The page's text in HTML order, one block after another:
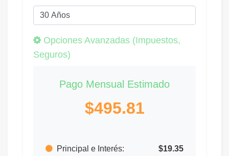
Opciones Avanzadas (Impuestos,
Seguros)
Pago Mensual Estimado
$495.81
Principal e Interés:
$19.35